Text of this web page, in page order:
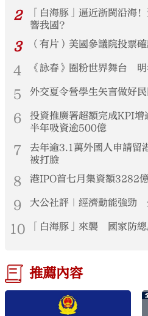
2
「白海豚」逼近浙閩沿海
響我國？
3 （有片）美國參議院投票
4 《詠春》圈粉世界舞台
5 外交夏令營學生矢言做好
6
投資推廣署超額完成KPI
半年吸資逾500億
7
去年逾3.1萬外國人申請
被打臉
8 港IPO首七月集資額3282
9 大公社評｜經濟動能強勁
10 「白海豚」來襲 國家防
推薦內容